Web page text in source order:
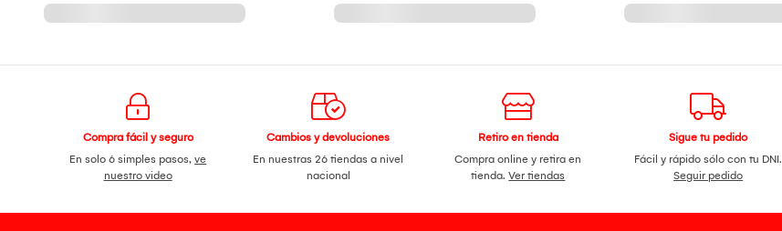
Compra fácil y seguro
En solo 6 simples pasos,ve
nuestro video
Cambios y devoluciones
En nuestras 26 tiendas a nivel
nacional
Retiro en tienda
Compra online y retira en
tienda.Ver tiendas
Sigue tu pedido
Fácil y rápido sólo con tu DNI.
Seguir pedido